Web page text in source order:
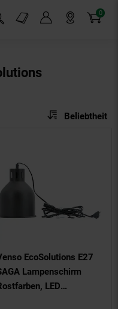
einblenden
Markt-Angebote 0
Artikel
Sortierung:
Beliebtheit
EcoSolutions E27
Lampenschirm
LED